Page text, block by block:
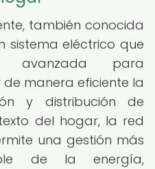
también conocida
sistema eléctrico que
avanzada para
manera eficiente la
y distribución de
del hogar, la red
una gestión más
de la energía,